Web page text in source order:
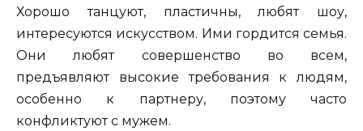
Хорошо танцуют, пластичны, любят шоу,
интересуются искусством. Ими гордится семья.
Они любят совершенство во всем,
предъявляют высокие требования к людям,
особенно к партнеру, поэтому часто
конфликтуют с мужем.